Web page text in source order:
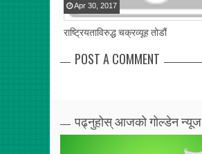
राष्ट्रियताविरुद्ध चक्रव्यूह तोडौं
Apr 30 2017
POST A COMMENT
पढ्नुहोस् आजको गोल्डेन न्यूज